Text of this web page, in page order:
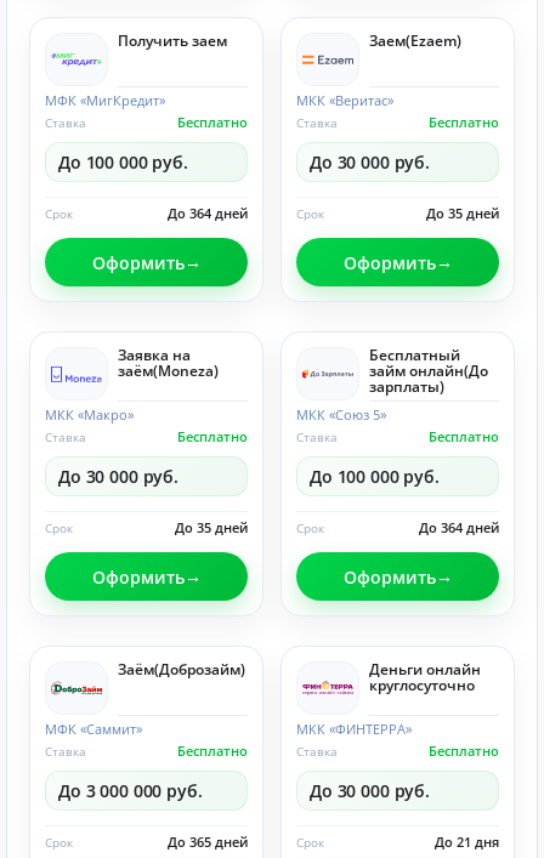
Получить заем
МФК «МигКредит»
Бесплатно
Ставка
До 100 000 руб.
До 364 дней
Срок
Оформить
Заем(Ezaem)
МКК «Веритас»
Бесплатно
Ставка
До 30 000 руб.
До 35 дней
Срок
Оформить
Заявка на
заём(Moneza)
МКК «Макро»
Бесплатно
Ставка
До 30 000 руб.
До 35 дней
Срок
Оформить
Бесплатный
займ онлайн(До
зарплаты)
МКК «Союз 5»
Бесплатно
Ставка
До 100 000 руб.
До 364 дней
Срок
Оформить
Заём(Доброзайм)
МФК «Саммит»
Бесплатно
Ставка
До 3 000 000 руб.
До 365 дней
Срок
Деньги онлайн
круглосуточно
МКК «ФИНТЕРРА»
Бесплатно
Ставка
До 30 000 руб.
До 21 дня
Срок